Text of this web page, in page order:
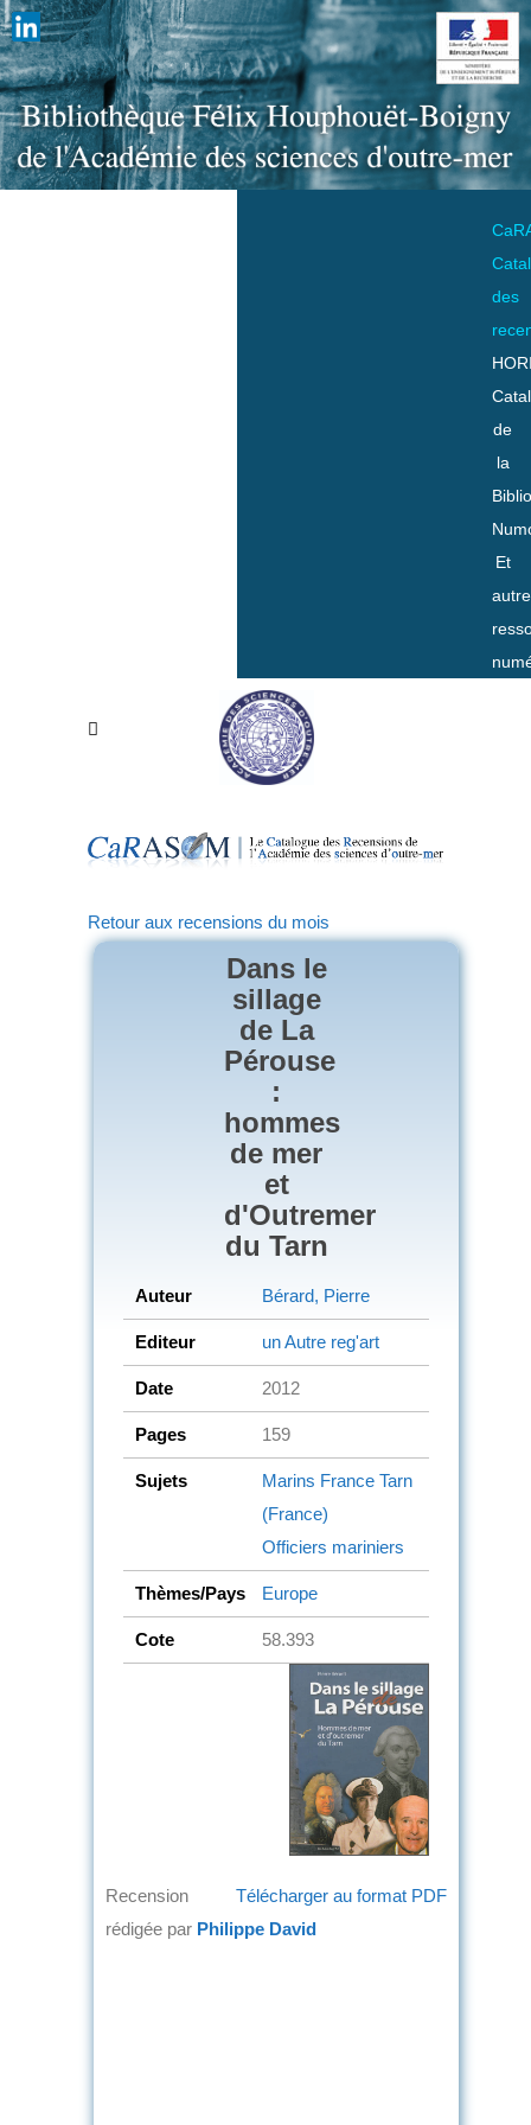
des
de
la
Et
Retour aux recensions du mois
Dans le
sillage
de La
Pérouse
:
hommes
de mer
et
d'Outremer
du Tarn
Auteur Bérard, Pierre
Editeur un Autre reg'art
Date 2012
Pages 159
Sujets Marins France Tarn
(France)
Officiers mariniers
Thèmes/Pays Europe
Cote 58.393
Télécharger au format PDF
Recension
rédigée par Philippe David